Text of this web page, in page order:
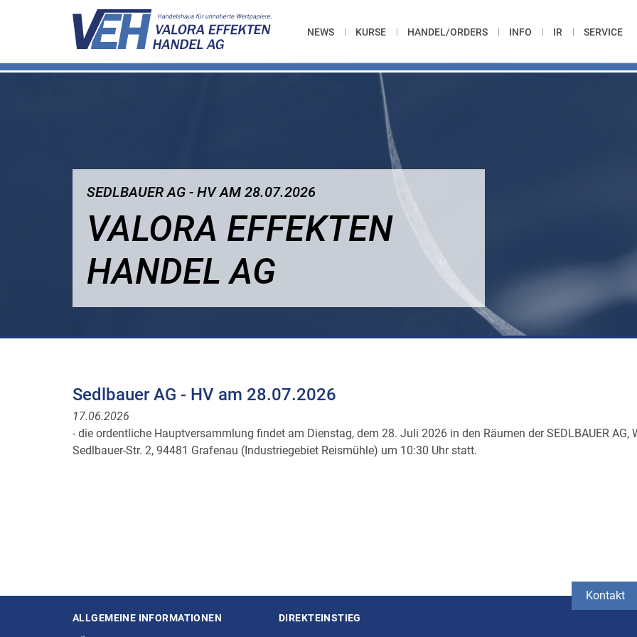
NEWS KURSE HANDEL/ORDERS INFO IR SERVICE
SEDLBAUER AG - HV AM 28.07.2026
VALORA EFFEKTEN
HANDEL AG
Sedlbauer AG - HV am 28.07.2026
17.06.2026
- die ordentliche Hauptversammlung findet am Dienstag, dem 28. Juli 2026 in den Räumen der SEDLBAUER AG,
Sedlbauer-Str. 2, 94481 Grafenau (Industriegebiet Reismühle) um 10:30 Uhr statt.
Kontakt
Seitenstruktur
ALLGEMEINE INFORMATIONEN DIREKTEINSTIEG